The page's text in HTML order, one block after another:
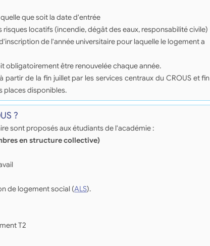
que soit la date d'entrée
locatifs (incendie, dégât des eaux, responsabilité civile)
de l'année universitaire pour laquelle le logement a
obligatoirement être renouvelée chaque année.
de la fin juillet par les services centraux du CROUS et fin
places disponibles.
?
sont proposés aux étudiants de l'académie :
en structure collective)
de logement social (ALS).
T2